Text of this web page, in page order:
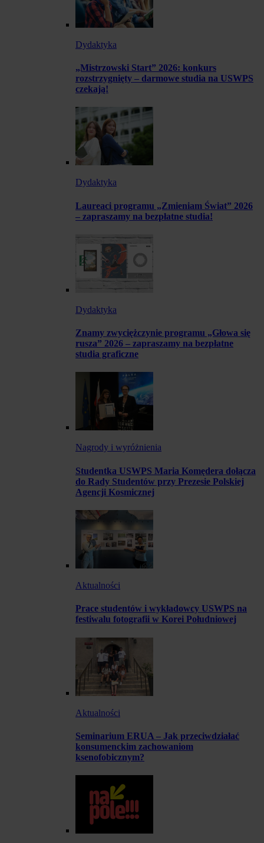
Dydaktyka
„Mistrzowski Start” 2026: konkurs
rozstrzygnięty – darmowe studia na USWPS
czekają!
Dydaktyka
Laureaci programu „Zmieniam Świat” 2026
– zapraszamy na bezpłatne studia!
Dydaktyka
Znamy zwyciężczynie programu „Głowa się
rusza” 2026 – zapraszamy na bezpłatne
studia graficzne
Nagrody i wyróżnienia
Studentka USWPS Maria Komędera dołącza
do Rady Studentów przy Prezesie Polskiej
Agencji Kosmicznej
Aktualności
Prace studentów i wykładowcy USWPS na
festiwalu fotografii w Korei Południowej
Aktualności
Seminarium ERUA – Jak przeciwdziałać
konsumenckim zachowaniom
ksenofobicznym?